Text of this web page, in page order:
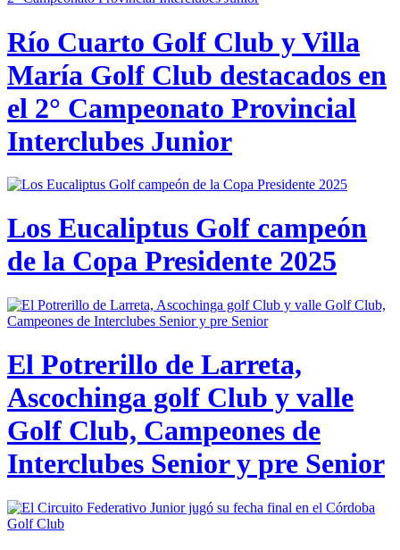
Río Cuarto Golf Club y Villa
María Golf Club destacados en
el 2° Campeonato Provincial
Interclubes Junior
Los Eucaliptus Golf campeón
de la Copa Presidente 2025
El Potrerillo de Larreta,
Ascochinga golf Club y valle
Golf Club, Campeones de
Interclubes Senior y pre Senior